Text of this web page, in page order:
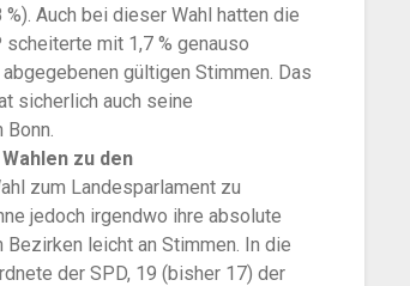
Auch bei dieser Wahl hatten die
mit 1,7 % genauso
gültigen Stimmen. Das
sicherlich auch seine
Wahlen zu den
zum Landesparlament zu
jedoch irgendwo ihre absolute
leicht an Stimmen. In die
der SPD, 19 (bisher 17) der